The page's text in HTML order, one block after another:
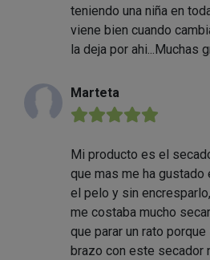
teniendo una niña en
viene bien cuando
la deja por ahi...Muchas
Marteta
★★★★★
Mi producto es el
que mas me ha
el pelo y sin
me costaba mucho
que parar un rato porque
brazo con este secador